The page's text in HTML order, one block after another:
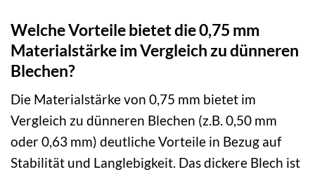
Welche Vorteile bietet die 0,75 mm
Materialstärke im Vergleich zu dünneren
Blechen?
Die Materialstärke von 0,75 mm bietet im
Vergleich zu dünneren Blechen (z.B. 0,50 mm
oder 0,63 mm) deutliche Vorteile in Bezug auf
Stabilität und Langlebigkeit. Das dickere Blech ist